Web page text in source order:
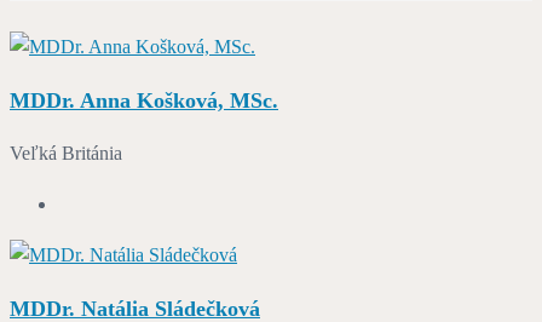
MDDr. Anna Košková, MSc.
Veľká Británia
MDDr. Natália Sládečková